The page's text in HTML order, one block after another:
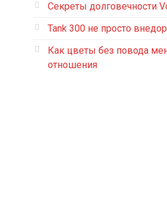
Секреты долговечности
Tank 300 не просто
Как цветы без повода
отношения